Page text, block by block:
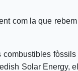
com la que
combustibles
Solar Energy,